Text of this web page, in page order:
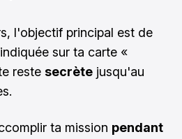
l'objectif principal est de
indiquée sur ta carte «
reste secrète jusqu'au
ta mission pendant